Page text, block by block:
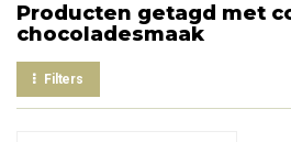
Producten getagd met
chocoladesmaak
Filters